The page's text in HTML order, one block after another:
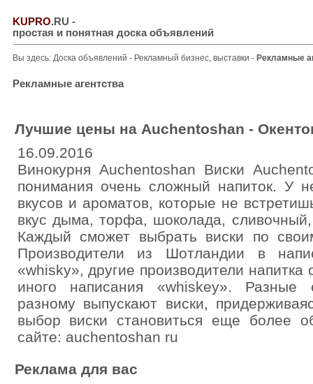
KUPRO.RU -
простая и понятная доска объявлений
Вы здесь: Доска объявлений - Рекламный бизнес, выставки - Рекламные
Рекламные агентства
Лучшие цены на Auchentoshan -
16.09.2016
Винокурня Auchentoshan Виски
понимания очень сложный напиток. У
вкусов и ароматов, которые не
вкус дыма, торфа, шоколада,
Каждый сможет выбрать виски по
Производители из Шотландии в
«whisky», другие производители напитка
иного написания «whiskey». Разные
разному выпускают виски,
выбор виски становиться еще более
сайте: auchentoshan ru
Реклама для вас